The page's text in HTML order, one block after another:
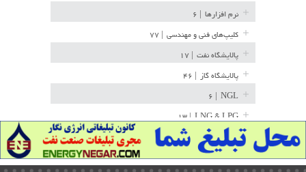
نرم افزارها
کلیپ‌های فنی و مهندسی
پالایشگاه نفت
پالایشگاه گاز
NGL
LNG & LPG | ۱۳
خط لوله | ۳۶
مخازن ذخیره | ۱۵